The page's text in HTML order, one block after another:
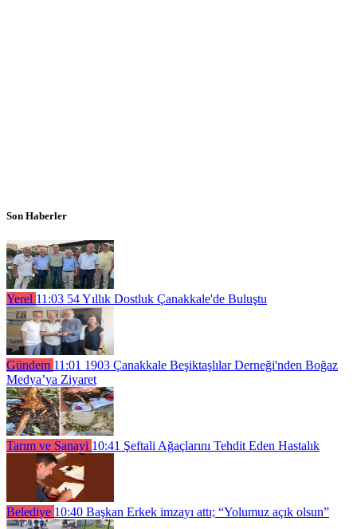
Son Haberler
Yerel 11:03 54 Yıllık Dostluk Çanakkale'de Buluştu
Gündem 11:01 1903 Çanakkale Beşiktaşlılar Derneği'nden Boğaz
Medya’ya Ziyaret
Tarım ve Sanayi 10:41 Şeftali Ağaçlarını Tehdit Eden Hastalık
Belediye 10:40 Başkan Erkek imzayı attı; “Yolumuz açık olsun”